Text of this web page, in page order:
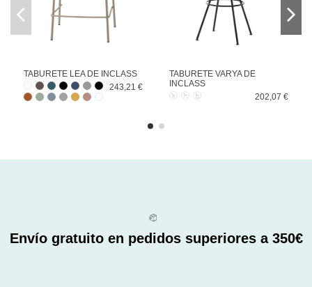
TABURETE LEA DE INCLASS
243,21 €
TABURETE VARYA DE
INCLASS
202,07 €
Envío gratuito en pedidos superiores a 350€